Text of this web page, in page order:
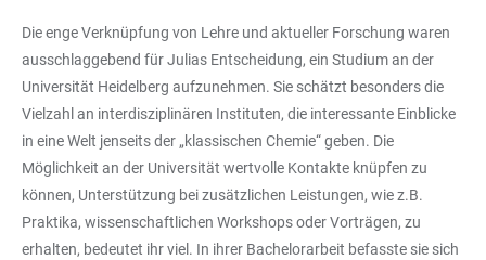
Die enge Verknüpfung von Lehre und aktueller Forschung waren
ausschlaggebend für Julias Entscheidung, ein Studium an der
Universität Heidelberg aufzunehmen. Sie schätzt besonders die
Vielzahl an interdisziplinären Instituten, die interessante Einblicke
in eine Welt jenseits der „klassischen Chemie“ geben. Die
Möglichkeit an der Universität wertvolle Kontakte knüpfen zu
können, Unterstützung bei zusätzlichen Leistungen, wie z.B.
Praktika, wissenschaftlichen Workshops oder Vorträgen, zu
erhalten, bedeutet ihr viel. In ihrer Bachelorarbeit befasste sie sich